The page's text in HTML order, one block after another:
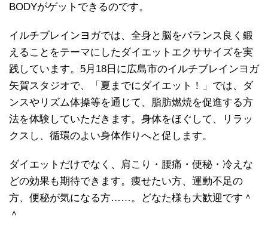
BODYがゲットできるのです。
イルチブレインヨガでは、全身と脳をバランス良く鍛
えることをテーマにしたダイエットエクササイズを実
践しています。5月18日に広島市のイルチブレインヨガ
矢賀スタジオで、「夏までにダイエット！」では、ダ
ンスやリズム体操等を通じて、脂肪燃焼を促進する方
法を体験していただきます。身体をほぐして、リラッ
クスし、循環のよい身体作りへと促します。
ダイエットだけでなく、肩こり・腰痛・便秘・冷えな
どの効果も期待できます。痩せたい方、運動不足の
方、便秘が気になる方……。どなた様も大歓迎です＾
＾